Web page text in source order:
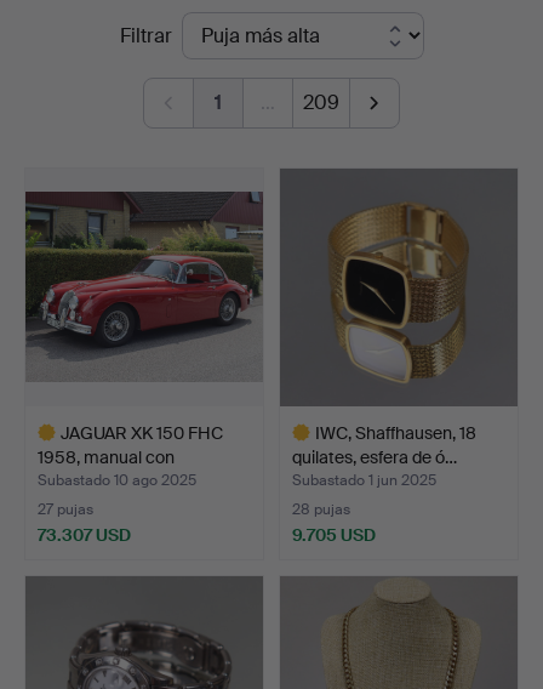
Markus
Auktioner
Filtrar
1 … 209
JAGUAR XK 150 FHC
1958, manual con
sobrema…
Subastado 10 ago 2025
27 pujas
73.307 USD
IWC, Shaffhausen, 18
quilates, esfera de ó…
Subastado 1 jun 2025
28 pujas
9.705 USD
seleccionado